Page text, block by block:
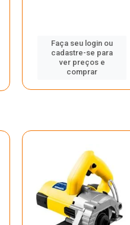
Faça seu login ou
cadastre-se para
ver preços e
comprar